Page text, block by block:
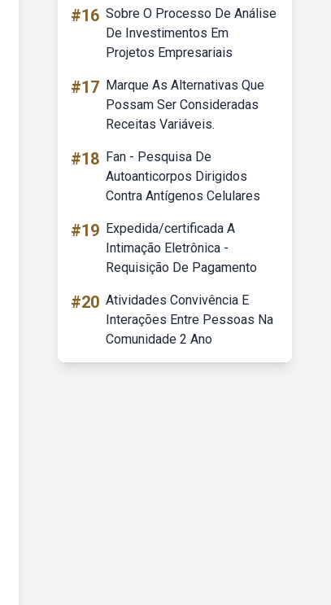
#16 Sobre O Processo De Análise
De Investimentos Em
Projetos Empresariais
#17 Marque As Alternativas Que
Possam Ser Consideradas
Receitas Variáveis.
#18 Fan - Pesquisa De
Autoanticorpos Dirigidos
Contra Antígenos Celulares
#19 Expedida/certificada A
Intimação Eletrônica -
Requisição De Pagamento
#20 Atividades Convivência E
Interações Entre Pessoas Na
Comunidade 2 Ano